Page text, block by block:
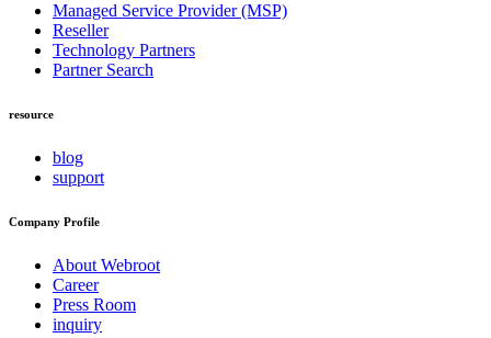
Managed Service Provider (MSP)
Reseller
Technology Partners
Partner Search
resource
blog
support
Company Profile
About Webroot
Career
Press Room
inquiry